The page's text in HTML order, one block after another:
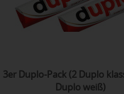
3er Duplo-Pack (2 Duplo
Duplo weiß)